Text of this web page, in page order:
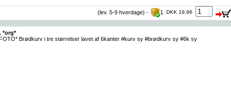
(lev. 5-9 hverdage) - 1 DKK 19,96
*org*
Brødkurv i tre størrelser lavet af 6kanter #kurv sy #brødkurv sy #6k sy